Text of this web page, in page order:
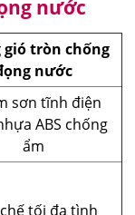
nước
gió tròn chống
nước
sơn tĩnh điện
ABS chống
ẩm
tối đa tình